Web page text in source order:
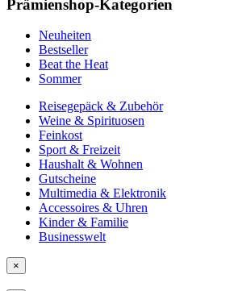
Prämienshop-Kategorien
Neuheiten
Bestseller
Beat the Heat
Sommer
Reisegepäck & Zubehör
Weine & Spirituosen
Feinkost
Sport & Freizeit
Haushalt & Wohnen
Gutscheine
Multimedia & Elektronik
Accessoires & Uhren
Kinder & Familie
Businesswelt
×